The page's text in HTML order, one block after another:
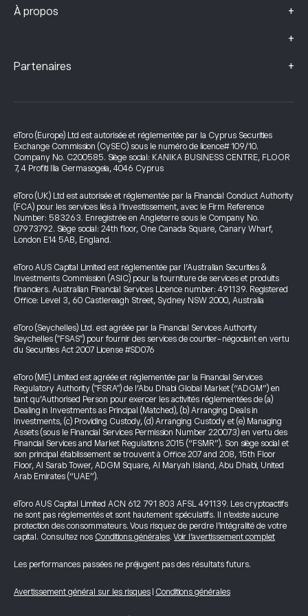
À propos +
+
Partenaires +
eToro (Europe) Ltd est autorisée et réglementée par la Cyprus Securities
Exchange Commission (CySEC) sous le numéro de licence# 109/10.
Company No. C200585. Siège social: KANIKA BUSINESS CENTRE, FLOOR
7, 4 Profiti Ilia Germasogeia, 4046 Cyprus
eToro (UK) Ltd est autorisée et réglementée par la Financial Conduct Authority
(FCA) pour les services liés à l’investissement, avec le Firm Reference
Number: 583263. Enregistrée en Angleterre sous le Company No.
07973792. Siège social: 24th floor, One Canada Square, Canary Wharf,
London E14 5AB, England.
eToro AUS Capital Limited est réglementée par l’Australian Securities &
Investments Commission (ASIC) pour la fourniture de services et produits
financiers. Australian Financial Services Licence number: 491139. Registered
Office: Level 3, 60 Castlereagh Street, Sydney NSW 2000, Australia
eToro (Seychelles) Ltd. est agréée par la Financial Services Authority
Seychelles ("FSAS") pour fournir des services de courtier-négociant en vertu
du Securities Act 2007 License #SD076
eToro (ME) Limited est agréée et réglementée par la Financial Services
Regulatory Authority ("FSRA") de l’Abu Dhabi Global Market (“ADGM”) en
tant qu’Authorised Person pour exercer les activités réglementées de (a)
Dealing in Investments as Principal (Matched), (b) Arranging Deals in
Investments, (c) Providing Custody, (d) Arranging Custody et (e) Managing
Assets (sous le Financial Services Permission Number 220073) en vertu des
Financial Services and Market Regulations 2015 (“FSMR”). Son siège social et
son principal établissement se trouvent à Office 207 and 208, 15th Floor
Floor, Al Sarab Tower, ADGM Square, Al Maryah Island, Abu Dhabi, United
Arab Emirates (“UAE”).
eToro AUS Capital Limited ACN 612 791 803 AFSL 491139. Les cryptoactifs
ne sont pas réglementés et sont hautement spéculatifs. Il n’existe aucune
protection des consommateurs. Vous risquez de perdre l’intégralité de votre
capital. Consultez nos Conditions générales.Voir l’avertissement complet
Les performances passées ne préjugent pas des résultats futurs.
Avertissement général sur les risques Conditions générales